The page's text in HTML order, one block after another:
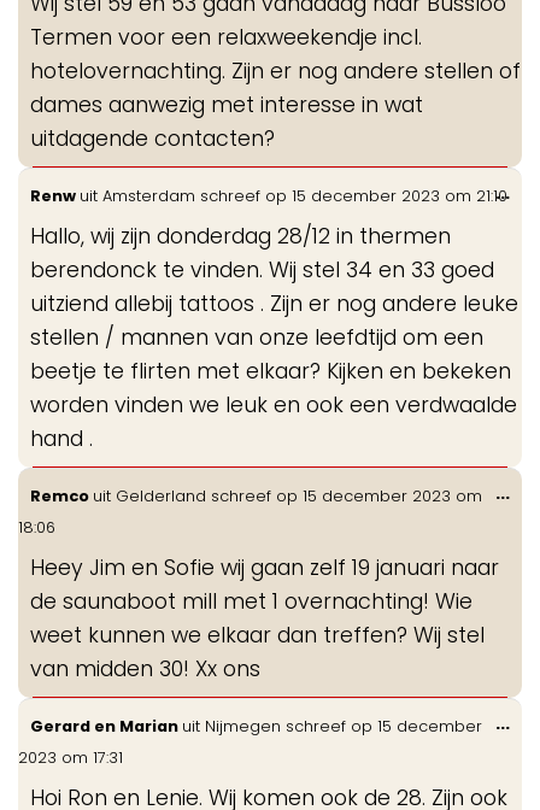
Termen voor een relaxweekendje incl.
hotelovernachting. Zijn er nog andere stellen of
dames aanwezig met interesse in wat
uitdagende contacten?
Renw uit Amsterdam schreef op 15 december 2023 om 21:10
Hallo, wij zijn donderdag 28/12 in thermen
berendonck te vinden. Wij stel 34 en 33 goed
uitziend allebij tattoos . Zijn er nog andere leuke
stellen / mannen van onze leefdtijd om een
beetje te flirten met elkaar? Kijken en bekeken
worden vinden we leuk en ook een verdwaalde
hand .
...
Remco uit Gelderland schreef op 15 december 2023 om
18:06
Heey Jim en Sofie wij gaan zelf 19 januari naar
de saunaboot mill met 1 overnachting! Wie
weet kunnen we elkaar dan treffen? Wij stel
van midden 30! Xx ons
...
Gerard en Marian uit Nijmegen schreef op 15 december
2023 om 17:31
Hoi Ron en Lenie. Wij komen ook de 28. Zijn ook
...